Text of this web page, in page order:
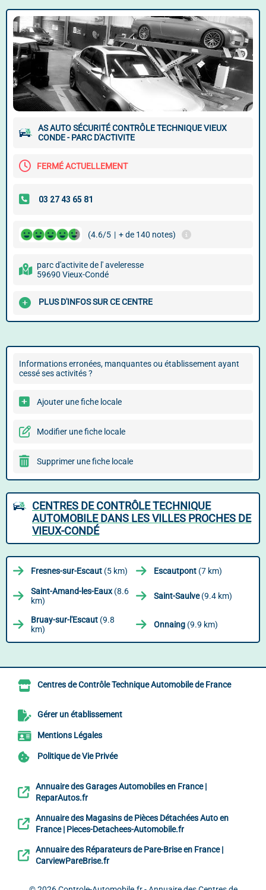
AS AUTO SÉCURITÉ CONTRÔLE TECHNIQUE VIEUX
CONDE - PARC D'ACTIVITE
FERMÉ ACTUELLEMENT
(4.6/5 | + de 140 notes)
parc d'activite de l' aveleresse
59690 Vieux-Condé
PLUS D'INFOS SUR CE CENTRE
Informations erronées, manquantes ou établissement ayant
cessé ses activités ?
Ajouter une fiche locale
Modifier une fiche locale
Supprimer une fiche locale
CENTRES DE CONTRÔLE TECHNIQUE
AUTOMOBILE DANS LES VILLES PROCHES DE
VIEUX-CONDÉ
Fresnes-sur-Escaut (5 km) Escautpont (7 km)
Saint-Amand-les-Eaux(8.6
km)
Saint-Saulve(9.4 km)
Bruay-sur-l'Escaut (9.8
km)
Onnaing (9.9 km)
Centres de Contrôle Technique Automobile de France
Gérer un établissement
Mentions Légales
Politique de Vie Privée
Annuaire des Garages Automobiles en France |
ReparAutos.fr
Annuaire des Magasins de Pièces Détachées Auto en
France | Pieces-Detachees-Automobile.fr
Annuaire des Réparateurs de Pare-Brise en France |
CarviewPareBrise.fr